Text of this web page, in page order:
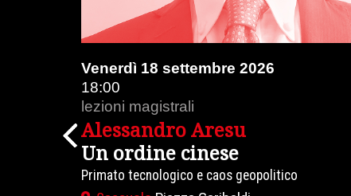
Venerdì 18 settembre 2026
18:00
lezioni magistrali
Alessandro Aresu
Un ordine cinese
Primato tecnologico e caos geopolitico
Previous